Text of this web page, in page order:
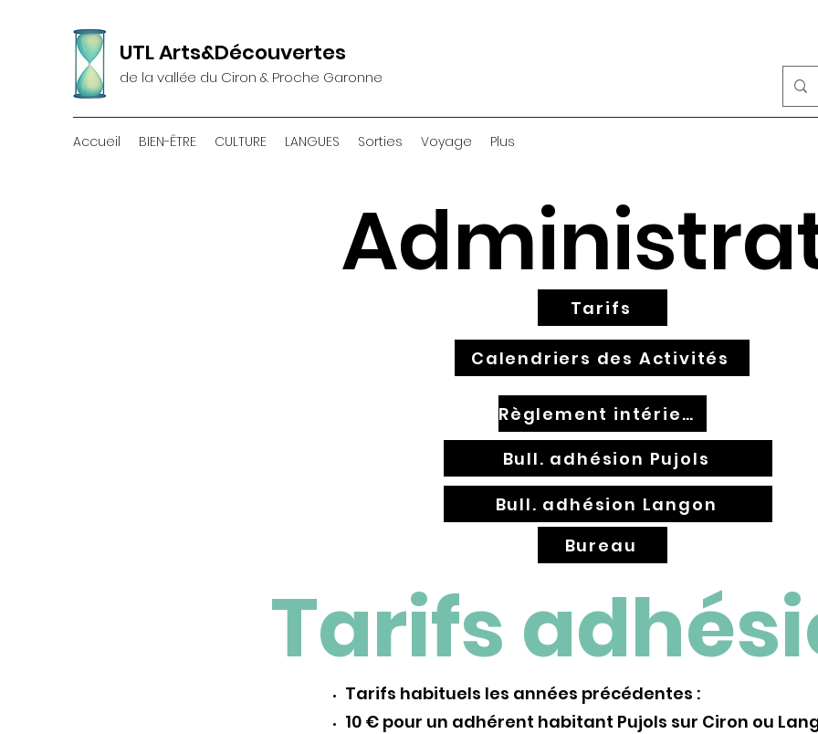
UTL Arts&Découvertes
de la vallée du Ciron & Proche Garonne
Accueil BIEN-ÊTRE CULTURE LANGUES Sorties Voyage Plus
Tarifs
Calendriers des Activités
Règlement intérieur
Bull. adhésion Pujols
Bull. adhésion Langon
Bureau
Tarifs
Tarifs habituels les années précédentes :
10 € pour un adhérent habitant Pujols sur Ciron ou